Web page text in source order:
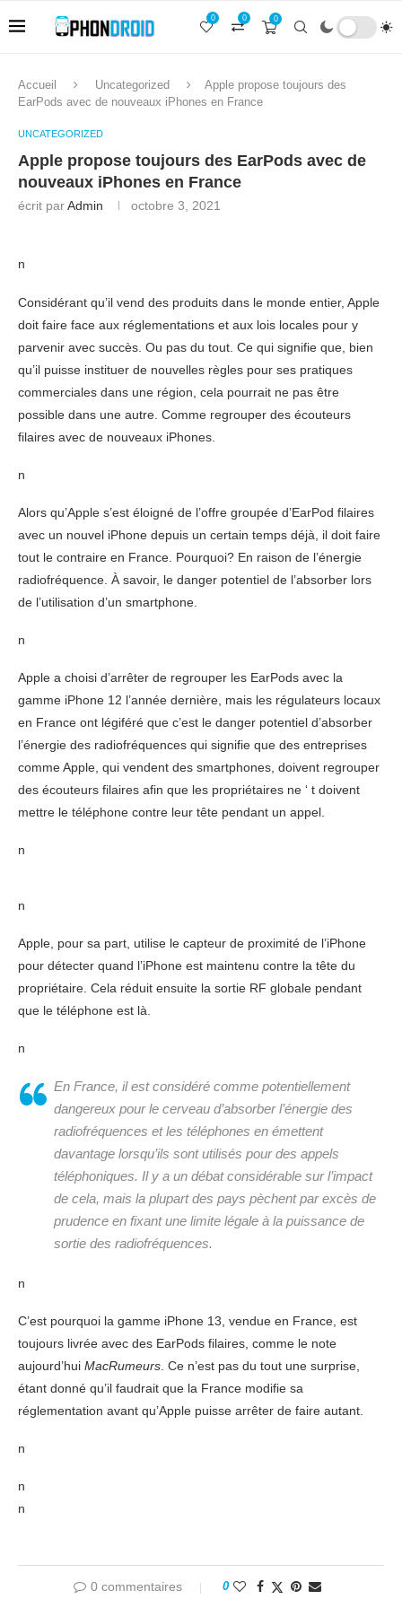
0
0
0
Accueil Uncategorized
Apple propose toujours des
EarPods avec de nouveaux iPhones en France
UNCATEGORIZED
Apple propose toujours des EarPods avec de
nouveaux iPhones en France
écrit parAdmin octobre 3, 2021
n
Considérant qu’il vend des produits dans le monde entier, Apple
doit faire face aux réglementations et aux lois locales pour y
parvenir avec succès. Ou pas du tout. Ce qui signifie que, bien
qu’il puisse instituer de nouvelles règles pour ses pratiques
commerciales dans une région, cela pourrait ne pas être
possible dans une autre. Comme regrouper des écouteurs
filaires avec de nouveaux iPhones.
n
Alors qu’Apple s’est éloigné de l’offre groupée d’EarPod filaires
avec un nouvel iPhone depuis un certain temps déjà, il doit faire
tout le contraire en France. Pourquoi? En raison de l’énergie
radiofréquence. À savoir, le danger potentiel de l’absorber lors
de l’utilisation d’un smartphone.
n
Apple a choisi d’arrêter de regrouper les EarPods avec la
gamme iPhone 12 l’année dernière, mais les régulateurs locaux
en France ont légiféré que c’est le danger potentiel d’absorber
l’énergie des radiofréquences qui signifie que des entreprises
comme Apple, qui vendent des smartphones, doivent regrouper
des écouteurs filaires afin que les propriétaires ne ‘ t doivent
mettre le téléphone contre leur tête pendant un appel.
n
n
Apple, pour sa part, utilise le capteur de proximité de l’iPhone
pour détecter quand l’iPhone est maintenu contre la tête du
propriétaire. Cela réduit ensuite la sortie RF globale pendant
que le téléphone est là.
n
En France, il est considéré comme potentiellement
dangereux pour le cerveau d’absorber l’énergie des
radiofréquences et les téléphones en émettent
davantage lorsqu’ils sont utilisés pour des appels
téléphoniques. Il y a un débat considérable sur l’impact
de cela, mais la plupart des pays pèchent par excès de
prudence en fixant une limite légale à la puissance de
sortie des radiofréquences.
n
C’est pourquoi la gamme iPhone 13, vendue en France, est
toujours livrée avec des EarPods filaires, comme le note
aujourd’hui MacRumeurs . Ce n’est pas du tout une surprise,
étant donné qu’il faudrait que la France modifie sa
réglementation avant qu’Apple puisse arrêter de faire autant.
n
n
n
0 commentaires 0